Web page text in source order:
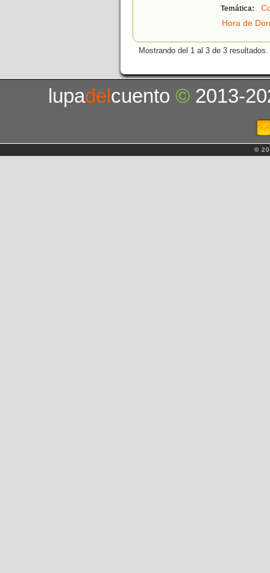
Temática:
Hora de
Mostrando del 1 al 3 de 3 resultados.
lupadelcuento© 2013-
©